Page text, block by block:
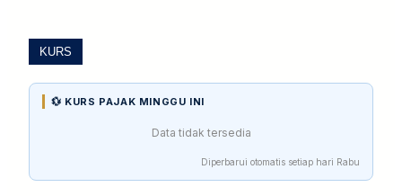
KURS
💱 KURS PAJAK MINGGU INI
Data tidak tersedia
Diperbarui otomatis setiap hari Rabu